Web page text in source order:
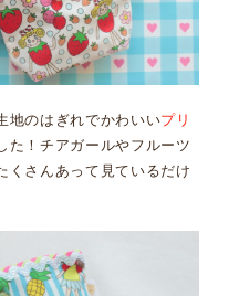
地のはぎれでかわいいプリ
た！チアガールやフルーツ
くさんあって見ているだけ